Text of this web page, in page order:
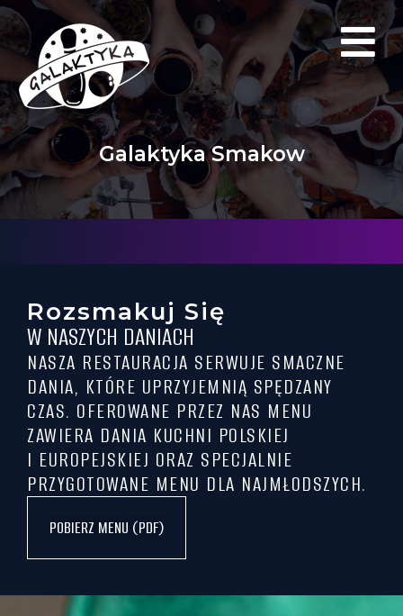
Galaktyka Smakow
Rozsmakuj Się
W NASZYCH DANIACH
NASZA RESTAURACJA SERWUJE SMACZNE
DANIA, KTÓRE UPRZYJEMNIĄ SPĘDZANY
CZAS. OFEROWANE PRZEZ NAS MENU
ZAWIERA DANIA KUCHNI POLSKIEJ
I EUROPEJSKIEJ ORAZ SPECJALNIE
PRZYGOTOWANE MENU DLA NAJMŁODSZYCH.
POBIERZ MENU (PDF)